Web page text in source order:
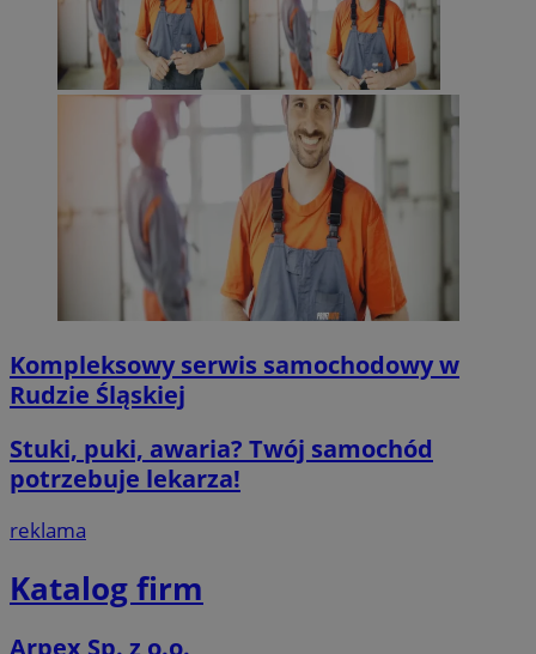
Kompleksowy serwis samochodowy w
Rudzie Śląskiej
Stuki, puki, awaria? Twój samochód
potrzebuje lekarza!
reklama
Katalog firm
Arpex Sp. z o.o.